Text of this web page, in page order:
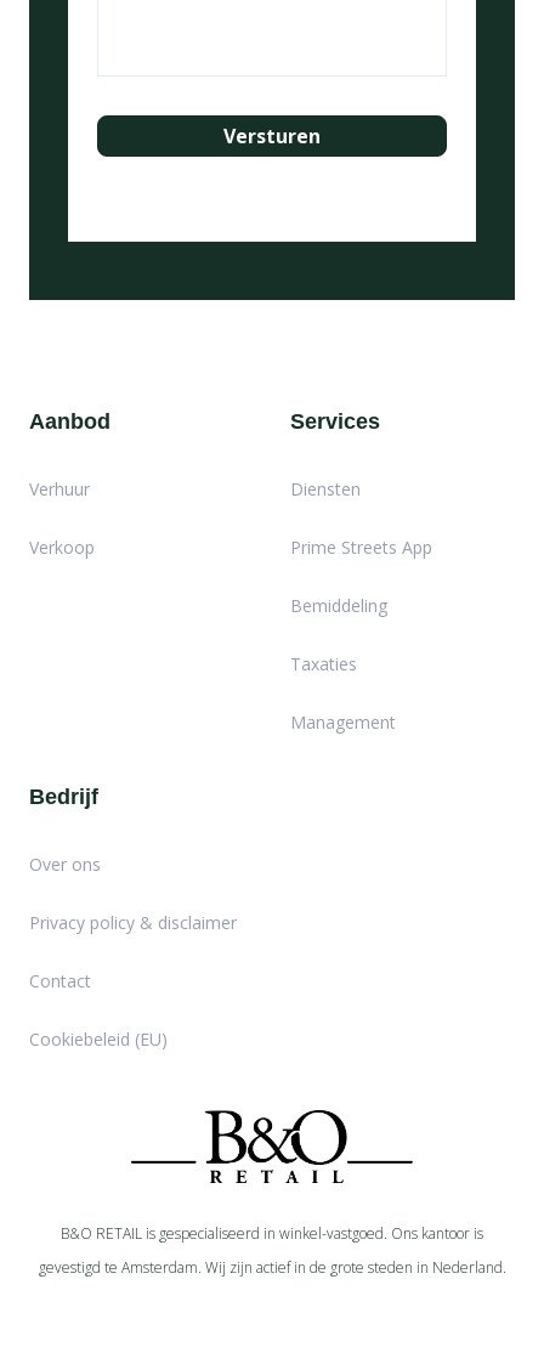
B&O RETAIL is gespecialiseerd in winkel-vastgoed. Ons kantoor is
gevestigd te Amsterdam. Wij zijn actief in de grote steden in Nederland.
Aanbod
Verhuur
Verkoop
Services
Diensten
Prime Streets App
Bemiddeling
Taxaties
Management
Bedrijf
Over ons
Privacy policy & disclaimer
Contact
Cookiebeleid (EU)